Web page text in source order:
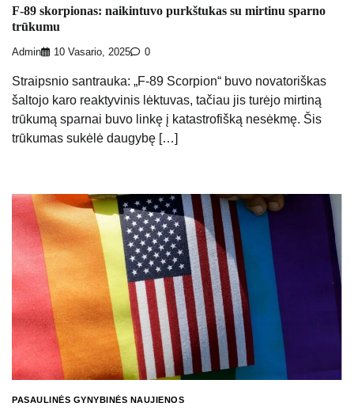
F-89 skorpionas: naikintuvo purkštukas su mirtinu sparno
trūkumu
Admin 10 Vasario, 2025 0
Straipsnio santrauka: „F-89 Scorpion“ buvo novatoriškas
šaltojo karo reaktyvinis lėktuvas, tačiau jis turėjo mirtiną
trūkumą sparnai buvo linkę į katastrofišką nesėkmę. Šis
trūkumas sukėlė daugybę […]
PASAULINĖS GYNYBINĖS NAUJIENOS